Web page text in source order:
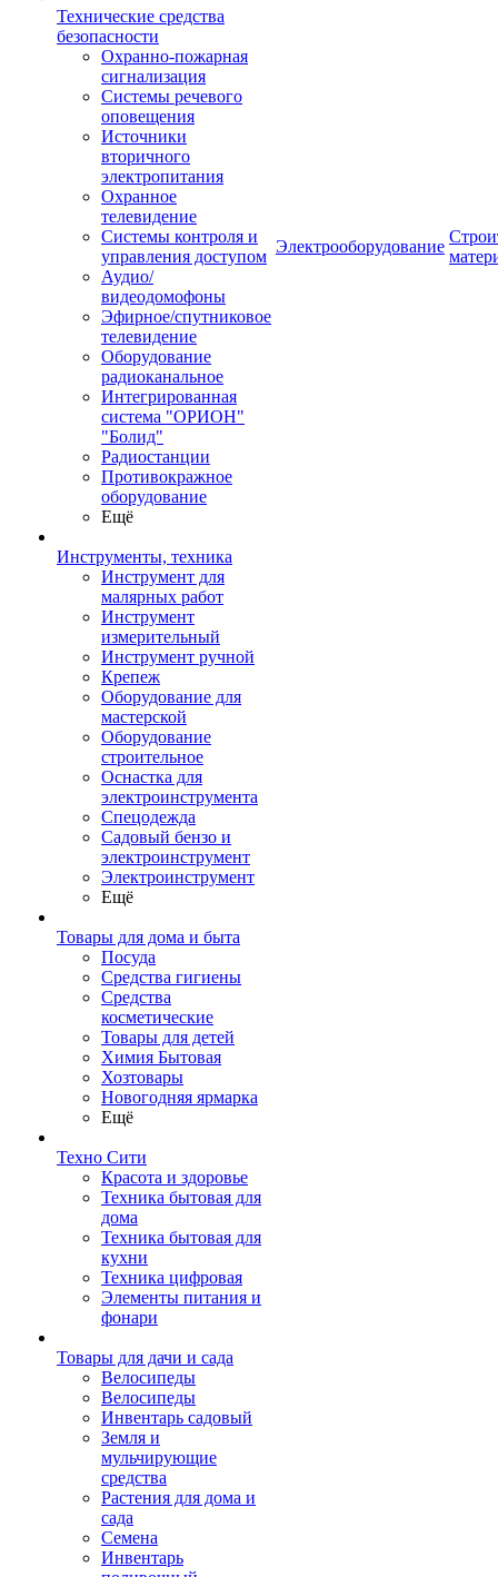
Технические средства
безопасности
Охранно-пожарная
сигнализация
Системы речевого
оповещения
Источники
вторичного
электропитания
Охранное
телевидение
Системы контроля и
управления доступом
Аудио/
видеодомофоны
Эфирное/спутниковое
телевидение
Оборудование
радиоканальное
Интегрированная
система "ОРИОН"
"Болид"
Радиостанции
Противокражное
оборудование
Ещё
Инструменты, техника
Инструмент для
малярных работ
Инструмент
измерительный
Инструмент ручной
Крепеж
Оборудование для
мастерской
Оборудование
строительное
Оснастка для
электроинструмента
Спецодежда
Садовый бензо и
электроинструмент
Электроинструмент
Ещё
Товары для дома и быта
Посуда
Средства гигиены
Средства
косметические
Товары для детей
Химия Бытовая
Хозтовары
Новогодняя ярмарка
Ещё
Техно Сити
Красота и здоровье
Техника бытовая для
дома
Техника бытовая для
кухни
Техника цифровая
Элементы питания и
фонари
Товары для дачи и сада
Велосипеды
Велосипеды
Инвентарь садовый
Земля и
мульчирующие
средства
Растения для дома и
сада
Семена
Инвентарь
Электрооборудование